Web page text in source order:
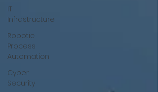
IT
Infrastructure
Robotic
Process
Automation
Cyber
Security